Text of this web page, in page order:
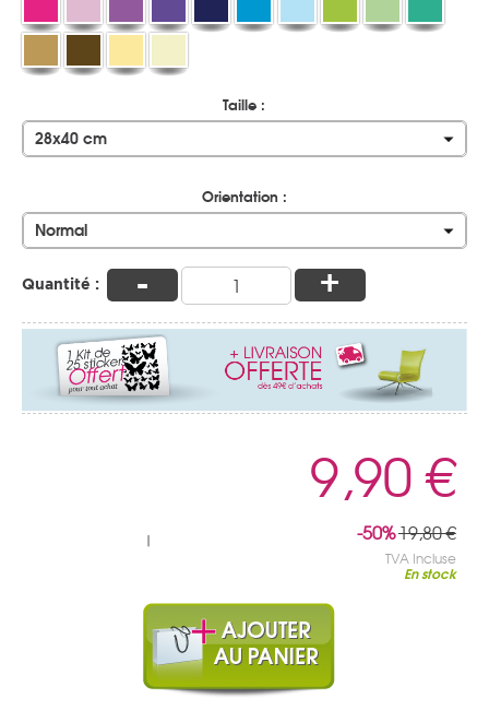
Taille :
28x40 cm
Orientation :
Normal
Quantité : - +
9,90 €
-50%19,80 €
TVA Incluse
En stock
|